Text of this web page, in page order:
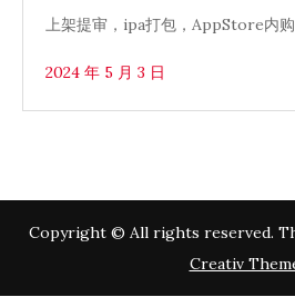
上架提审，ipa打包，AppStore内
2024 年 5 月 3 日
Copyright © All rights reserved.
Creativ